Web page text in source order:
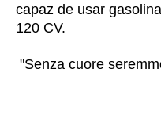
capaz de usar
120 CV.
"Senza cuore